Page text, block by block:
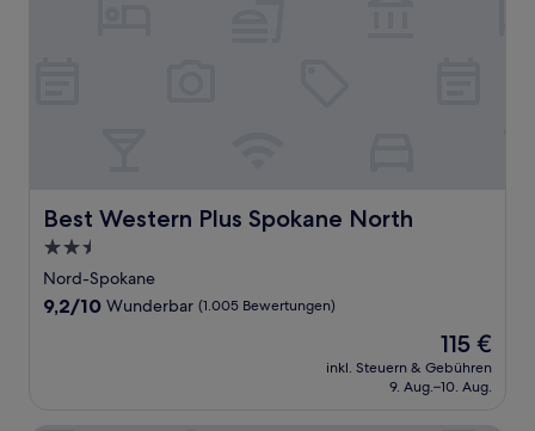
Best Western Plus Spokane North
Best Western Plus Spokane North
2.5-
Sterne-
Unterkunft
Nord-Spokane
9.2
9,2/10 Wunderbar (1.005 Bewertungen)
Der
Preis
beträgt
115 €
inkl. Steuern & Gebühren
9. Aug.–10. Aug.